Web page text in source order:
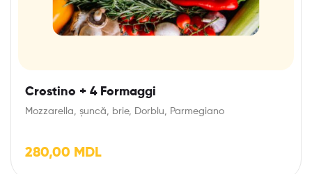
Crostino + 4 Formaggi
Mozzarella, șuncă, brie, Dorblu, Parmegiano
280,00 MDL